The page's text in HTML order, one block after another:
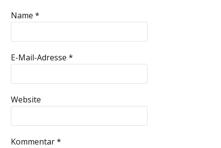
Name*
E-Mail-Adresse*
Website
Kommentar*